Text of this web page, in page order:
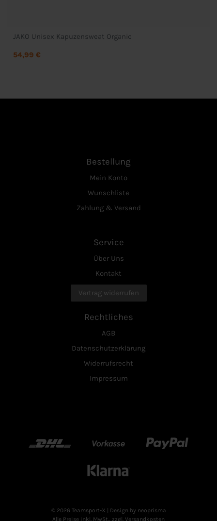
JAKO Unisex Kapuzensweat Organic
54,99 €
Bestellung
Mein Konto
Wunschliste
Zahlung & Versand
Service
Über Uns
Kontakt
Vertrag widerrufen
Rechtliches
AGB
Datenschutzerklärung
Widerrufsrecht
Impressum
DHL Vorkasse Paypal
Klarn
© 2026 Teamsport-X | Design by neoprisma
Alle Preise inkl. MwSt., zzgl. Versandkosten